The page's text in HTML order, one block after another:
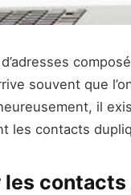
souvent que
il
les contacts